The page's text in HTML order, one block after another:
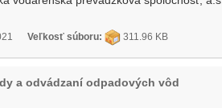
Veľkosť súboru: 311.96 KB
a odvádzaní odpadových vôd